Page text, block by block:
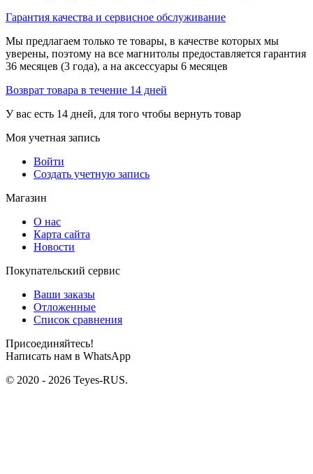
Гарантия качества и сервисное обслуживание
Мы предлагаем только те товары, в качестве которых мы
уверены, поэтому на все магнитолы предоставляется гарантия
36 месяцев (3 года), а на аксессуары 6 месяцев
Возврат товара в течение 14 дней
У вас есть 14 дней, для того чтобы вернуть товар
Моя учетная запись
Войти
Создать учетную запись
Магазин
О нас
Карта сайта
Новости
Покупательский сервис
Ваши заказы
Отложенные
Список сравнения
Присоединяйтесь!
Написать нам в WhatsApp
© 2020 - 2026 Teyes-RUS.